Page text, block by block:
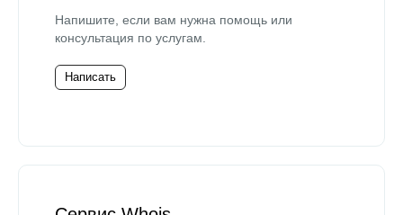
Напишите, если вам нужна помощь или
консультация по услугам.
Написать